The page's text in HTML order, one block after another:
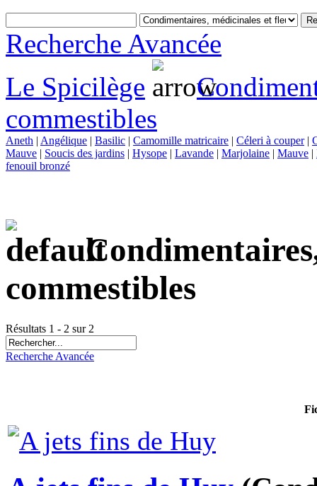
Recherche Avancée
Le Spicilège
commestibles
Aneth | Angélique | Basilic | Camomille matricaire | Céleri à couper|
Mauve | Soucis des jardins | Hysope | Lavande | Marjolaine | Mauve |
fenouil bronzé
commestibles
Résultats 1 - 2 sur 2
Recherche Avancée